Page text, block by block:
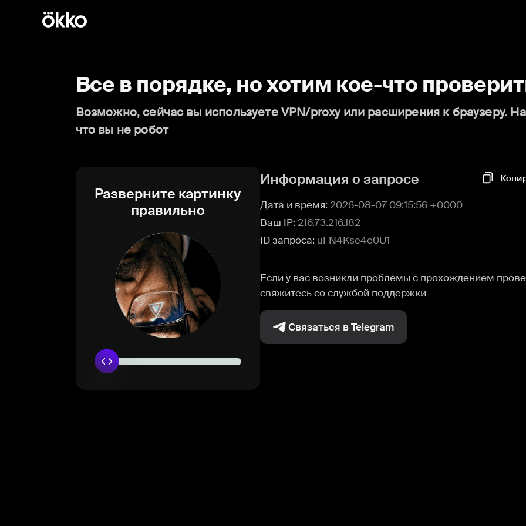
Все в порядке, но хотим кое-что
Возможно, сейчас вы используете VPN/proxy или расширения к браузеру.
что вы не робот
Разверните картинку
правильно
Информация о запросе
Дата и время: 2026-08-07 09:15:56 +0000
Ваш IP: 216.73.216.182
ID запроса: uFN4Kse4e0U1
Если у вас возникли проблемы с прохождением
свяжитесь со службой поддержки
Связаться в Telegram